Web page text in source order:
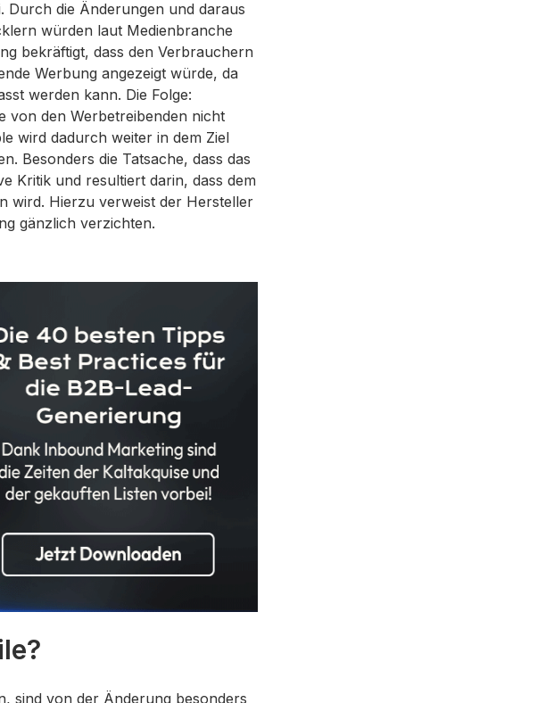
Durch die Änderungen und daraus
würden laut Medienbranche
bekräftigt, dass den Verbrauchern
Werbung angezeigt würde, da
werden kann. Die Folge:
von den Werbetreibenden nicht
wird dadurch weiter in dem Ziel
Besonders die Tatsache, dass das
Kritik und resultiert darin, dass dem
wird. Hierzu verweist der Hersteller
gänzlich verzichten.
sind von der Änderung besonders